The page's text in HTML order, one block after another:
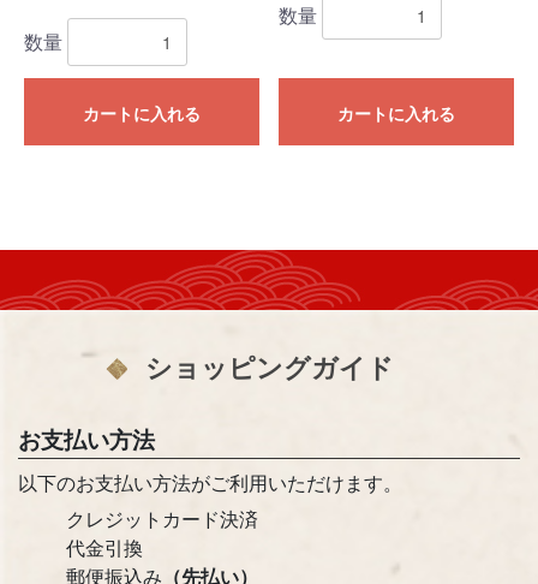
数量
カートに入れる
数量
カートに入れる
ショッピングガイド
お支払い方法
以下のお支払い方法がご利用いただけます。
クレジットカード決済
代金引換
郵便振込み （先払い）